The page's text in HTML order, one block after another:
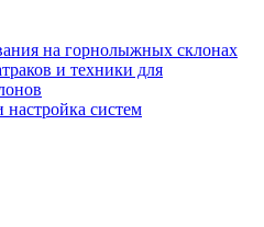
на горнолыжных склонах
и техники для
систем